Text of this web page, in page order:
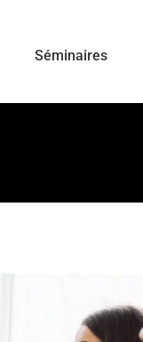
Séminaires